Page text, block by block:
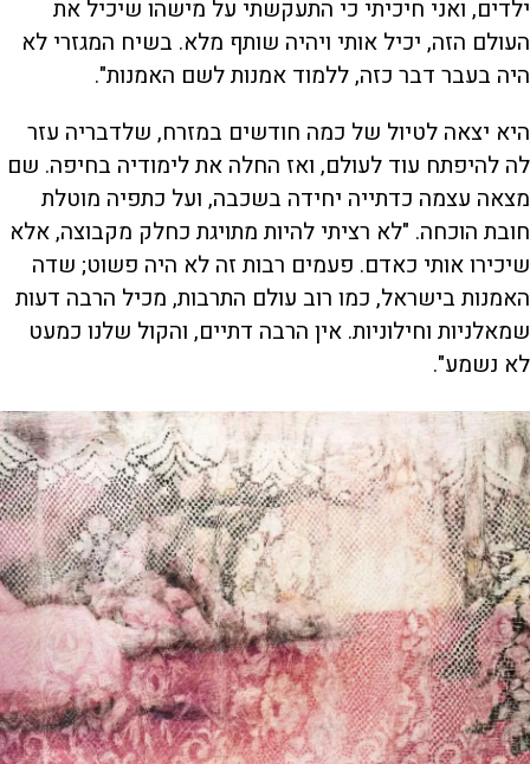
ילדים, ואני חיכיתי כי התעקשתי על מישהו שיכיל את
העולם הזה, יכיל אותי ויהיה שותף מלא. בשיח המגזרי לא
היה בעבר דבר כזה, ללמוד אמנות לשם האמנות".
היא יצאה לטיול של כמה חודשים במזרח, שלדבריה עזר
לה להיפתח עוד לעולם, ואז החלה את לימודיה בחיפה. שם
מצאה עצמה כדתייה יחידה בשכבה, ועל כתפיה מוטלת
חובת הוכחה. "לא רציתי להיות מתויגת כחלק מקבוצה, אלא
שיכירו אותי כאדם. פעמים רבות זה לא היה פשוט; שדה
האמנות בישראל, כמו רוב עולם התרבות, מכיל הרבה דעות
שמאלניות וחילוניות. אין הרבה דתיים, והקול שלנו כמעט
לא נשמע".